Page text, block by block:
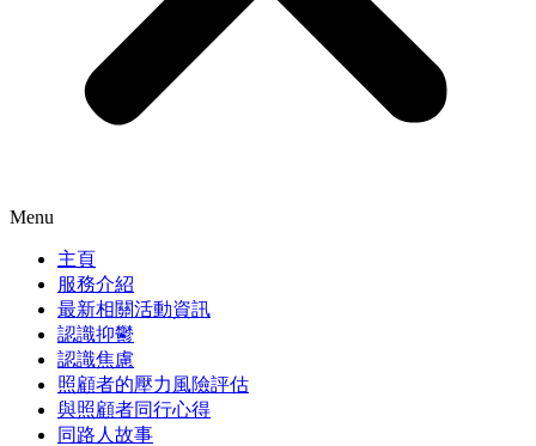
Menu
主頁
服務介紹
最新相關活動資訊
認識抑鬱
認識焦慮
照顧者的壓力風險評估
與照顧者同行心得
同路人故事